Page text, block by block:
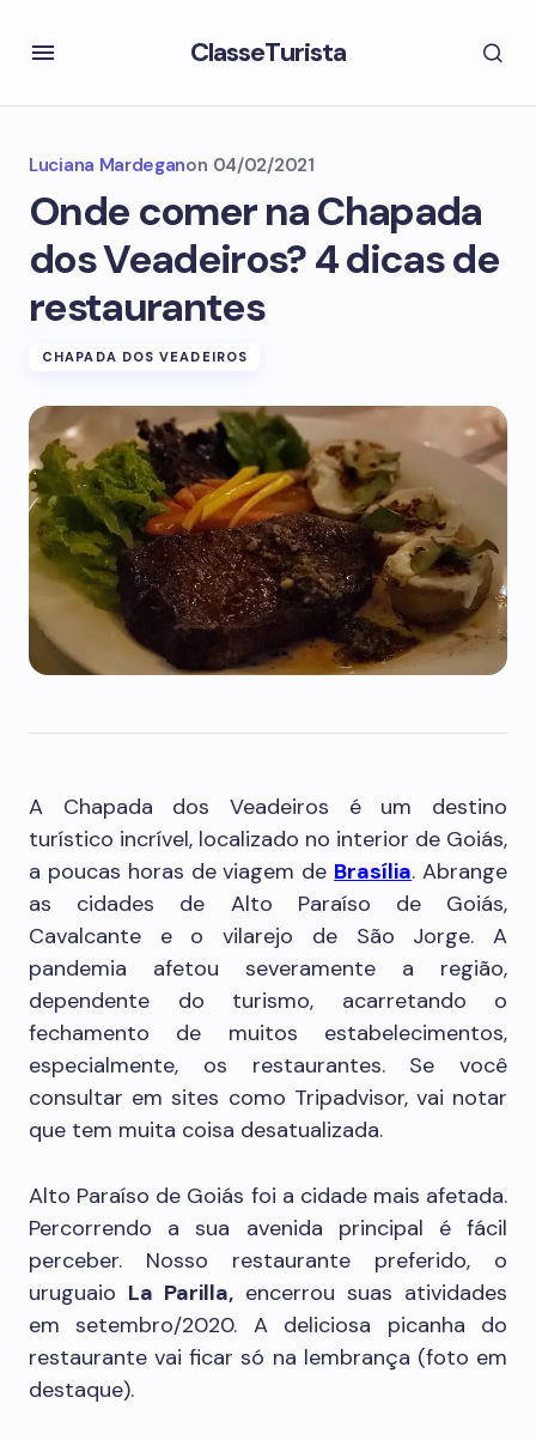
ClasseTurista
Luciana Mardeganon 04/02/2021
Onde comer na Chapada
dos Veadeiros? 4 dicas de
restaurantes
CHAPADA DOS VEADEIROS
A Chapada dos Veadeiros é um destino
turístico incrível, localizado no interior de Goiás,
a poucas horas de viagem de Brasília. Abrange
as cidades de Alto Paraíso de Goiás,
Cavalcante e o vilarejo de São Jorge. A
pandemia afetou severamente a região,
dependente do turismo, acarretando o
fechamento de muitos estabelecimentos,
especialmente, os restaurantes. Se você
consultar em sites como Tripadvisor, vai notar
que tem muita coisa desatualizada.
Alto Paraíso de Goiás foi a cidade mais afetada.
Percorrendo a sua avenida principal é fácil
perceber. Nosso restaurante preferido, o
uruguaio La Parilla, encerrou suas atividades
em setembro/2020. A deliciosa picanha do
restaurante vai ficar só na lembrança (foto em
destaque).